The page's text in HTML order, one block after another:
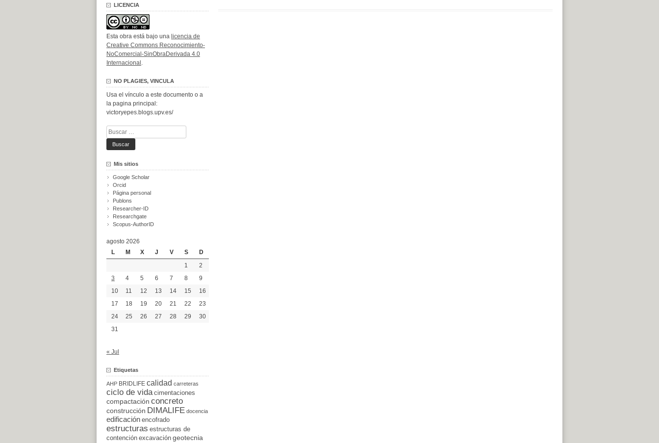
LICENCIA
Esta obra está bajo una licencia de
Creative Commons Reconocimiento-
NoComercial-SinObraDerivada 4.0
Internacional .
NO PLAGIES, VINCULA
Usa el vínculo a este documento o a
la pagina principal:
victoryepes.blogs.upv.es/
Buscar:
Mis sitios
Google Scholar
Orcid
Página personal
Publons
Researcher-ID
Researchgate
Scopus-AuthorID
agosto 2026
L
M X J V S
D
1
2
3
4 5 6 7 8
9
10
11 12 13 14 15
16
17
18 19 20 21 22
23
24
25 26 27 28 29
30
31
« Jul
Etiquetas
AHP BRIDLIFE calidad carreteras
ciclo de vida cimentaciones
compactación concreto
construcción DIMALIFE docencia
edificación encofrado
estructuras estructuras de
contención excavación geotecnia